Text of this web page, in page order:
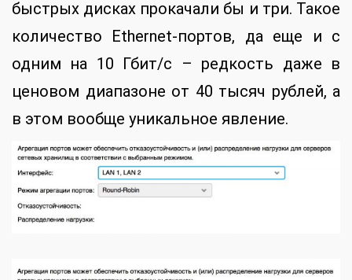
быстрых дисках прокачали бы и три. Такое
количество Ethernet-портов, да еще и с
одним на 10 Гбит/с – редкость даже в
ценовом диапазоне от 40 тысяч рублей, а
в этом вообще уникальное явление.